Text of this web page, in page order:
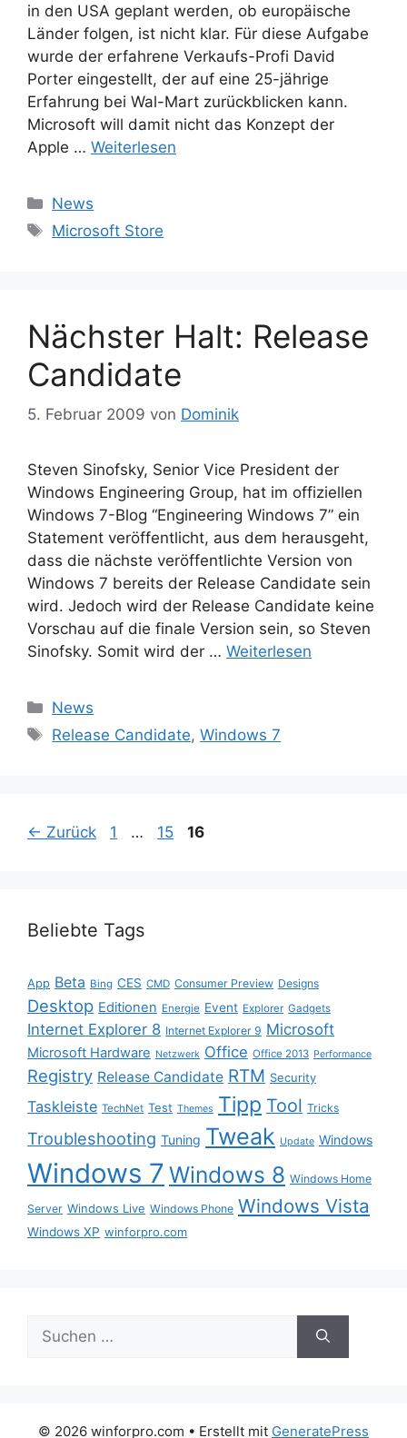
in den USA geplant werden, ob europäische
Länder folgen, ist nicht klar. Für diese Aufgabe
wurde der erfahrene Verkaufs-Profi David
Porter eingestellt, der auf eine 25-jährige
Erfahrung bei Wal-Mart zurückblicken kann.
Microsoft will damit nicht das Konzept der
Apple … Weiterlesen
Kategorien
News
Schlagwörter
Microsoft Store
Nächster Halt: Release
Candidate
5. Februar 2009 von Dominik
Steven Sinofsky, Senior Vice President der
Windows Engineering Group, hat im offiziellen
Windows 7-Blog “Engineering Windows 7” ein
Statement veröffentlicht, aus dem herausgeht,
dass die nächste veröffentlichte Version von
Windows 7 bereits der Release Candidate sein
wird. Jedoch wird der Release Candidate keine
Vorschau auf die finale Version sein, so Steven
Sinofsky. Somit wird der … Weiterlesen
Kategorien
News
Schlagwörter
Release Candidate,Windows 7
← Zurück Seite
1 … Seite
15 Seite
16
Beliebte Tags
App Beta Bing CES CMD Consumer Preview Designs
Desktop Editionen Energie Event Explorer Gadgets
Internet Explorer 8 Internet Explorer 9 Microsoft
Microsoft Hardware Netzwerk Office Office 2013 Performance
Registry Release Candidate RTM Security
Taskleiste TechNet Test Themes Tipp Tool Tricks
Troubleshooting Tuning Tweak Update Windows
Windows 7 Windows 8 Windows Home
Server Windows Live Windows Phone Windows Vista
Windows XP winforpro.com
Suche
nach:
© 2026 winforpro.com • Erstellt mit GeneratePress